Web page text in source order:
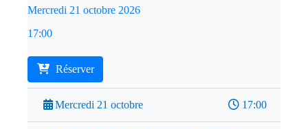
Mercredi 21 octobre 2026
17:00
Réserver
Mercredi 21 octobre 17:00